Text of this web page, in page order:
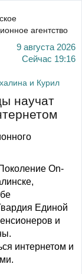
агентство
9 августа 2026
Сейчас 19:16
и Курил
научат
On-
Единой
и
интернетом и